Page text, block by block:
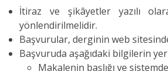
İtiraz ve şikâyetler yazılı
yönlendirilmelidir.
Başvurular, derginin web
Başvuruda aşağıdaki bilgilerin
Makalenin başlığı ve